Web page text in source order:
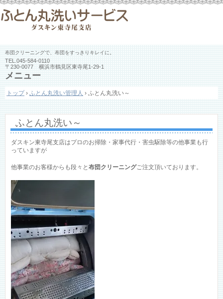
布団クリーニングで、布団をすっきりキレイに。
TEL. 045-584-0110
〒230-0077 横浜市鶴見区東寺尾1-29-1
メニュー
ン
へ
トップ › ふとん丸洗い管理人 › ふとん丸洗い～
ふとん丸洗い～
ダスキン東寺尾支店はプロのお掃除・家事代行・害虫駆除等の他事業も行
っていますが
他事業のお客様からも段々と布団クリーニングご注文頂いております。